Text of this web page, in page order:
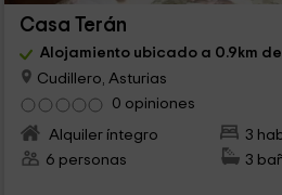
Casa Terán
Alojamiento ubicado a 0.9km de
Cudillero, Asturias
0 opiniones
Alquiler íntegro
3
6 personas
3